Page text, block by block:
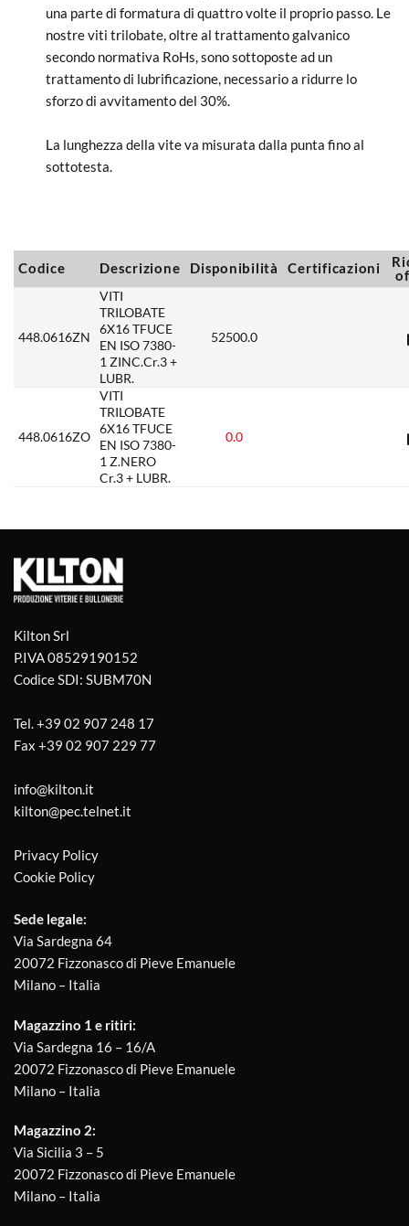
una parte di formatura di quattro volte il proprio passo. Le
nostre viti trilobate, oltre al trattamento galvanico
secondo normativa RoHs, sono sottoposte ad un
trattamento di lubrificazione, necessario a ridurre lo
sforzo di avvitamento del 30%.
La lunghezza della vite va misurata dalla punta fino al
sottotesta.
Codice Descrizione Disponibilità Certificazioni
448.0616ZN
VITI
TRILOBATE
6X16 TFUCE
EN ISO 7380-
1 ZINC.Cr.3 +
LUBR.
52500.0
448.0616ZO
VITI
TRILOBATE
6X16 TFUCE
EN ISO 7380-
1 Z.NERO
Cr.3 + LUBR.
0.0
Kilton Srl
P.IVA 08529190152
Codice SDI: SUBM70N
Tel.+39 02 907 248 17
Fax +39 02 907 229 77
info@kilton.it
kilton@pec.telnet.it
Privacy Policy
Cookie Policy
Sede legale:
Via Sardegna 64
20072 Fizzonasco di Pieve Emanuele
Milano – Italia
Magazzino 1 e ritiri:
Via Sardegna 16 – 16/A
20072 Fizzonasco di Pieve Emanuele
Milano – Italia
Magazzino 2:
Via Sicilia 3 – 5
20072 Fizzonasco di Pieve Emanuele
Milano – Italia